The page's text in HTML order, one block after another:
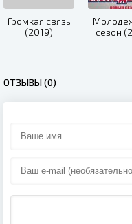
Громкая связь
(2019)
сезон
ОТЗЫВЫ (0)